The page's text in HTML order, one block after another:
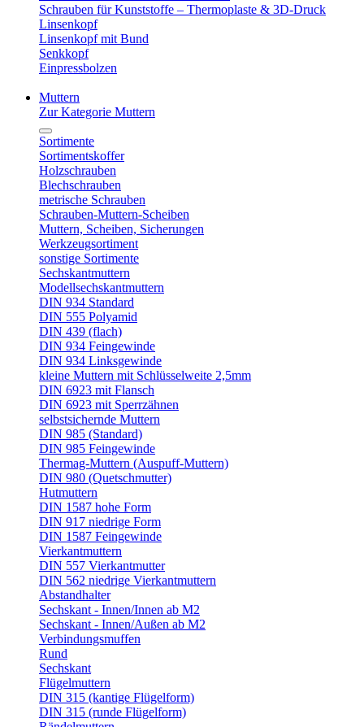
Schrauben für Kunststoffe – Thermoplaste & 3D-Druck
Linsenkopf
Linsenkopf mit Bund
Senkkopf
Einpressbolzen
Muttern
Zur Kategorie Muttern
Sortimente
Sortimentskoffer
Holzschrauben
Blechschrauben
metrische Schrauben
Schrauben-Muttern-Scheiben
Muttern, Scheiben, Sicherungen
Werkzeugsortiment
sonstige Sortimente
Sechskantmuttern
Modellsechskantmuttern
DIN 934 Standard
DIN 555 Polyamid
DIN 439 (flach)
DIN 934 Feingewinde
DIN 934 Linksgewinde
kleine Muttern mit Schlüsselweite 2,5mm
DIN 6923 mit Flansch
DIN 6923 mit Sperrzähnen
selbstsichernde Muttern
DIN 985 (Standard)
DIN 985 Feingewinde
Thermag-Muttern (Auspuff-Muttern)
DIN 980 (Quetschmutter)
Hutmuttern
DIN 1587 hohe Form
DIN 917 niedrige Form
DIN 1587 Feingewinde
Vierkantmuttern
DIN 557 Vierkantmutter
DIN 562 niedrige Vierkantmuttern
Abstandhalter
Sechskant - Innen/Innen ab M2
Sechskant - Innen/Außen ab M2
Verbindungsmuffen
Rund
Sechskant
Flügelmuttern
DIN 315 (kantige Flügelform)
DIN 315 (runde Flügelform)